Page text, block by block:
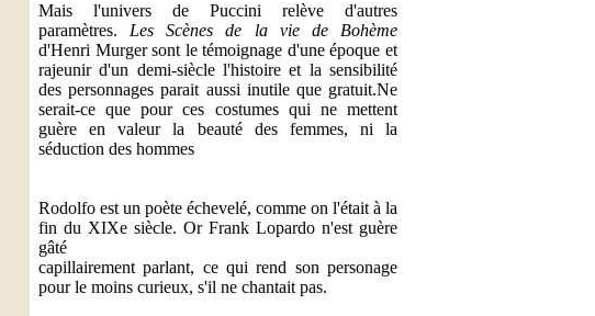
Mais l'univers de Puccini relève d'autres
paramètres. Les Scènes de la vie de Bohème
d'Henri Murger sont le témoignage d'une époque et
rajeunir d'un demi-siècle l'histoire et la sensibilité
des personnages parait aussi inutile que gratuit.Ne
serait-ce que pour ces costumes qui ne mettent
guère en valeur la beauté des femmes, ni la
séduction des hommes
Rodolfo est un poète échevelé, comme on l'était à la
fin du XIXe siècle. Or Frank Lopardo n'est guère
gâté
capillairement parlant, ce qui rend son personage
pour le moins curieux, s'il ne chantait pas.